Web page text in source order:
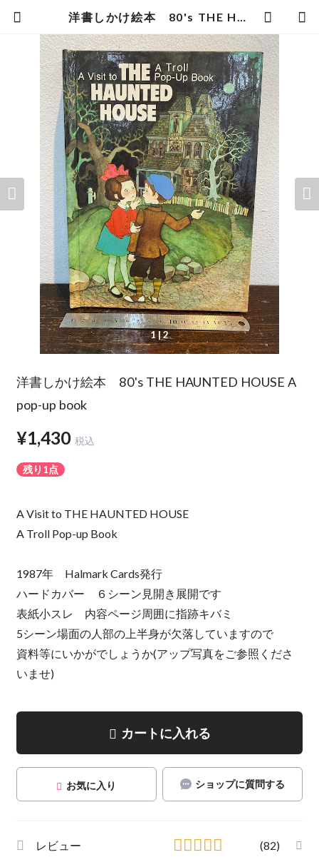
洋書しかけ絵本 80's THE HAUNTED HOUSE A pop-up book | zbooks
1| 2
洋書しかけ絵本 80's THE HAUNTED HOUSE A
pop-up book
¥1,430 税込
残り1点
A Visit to THE HAUNTED HOUSE
A Troll Pop-up Book
1987年 Halmark Cards発行
ハードカバー ６シーン見開き展開です
表紙小スレ 内容ページ周囲に指跡キバミ
5シーン場面の人部の上半身が欠落していますので
資料等にいかがでしょうか(アップ写真をご参照くださ
いませ)
カートに入れる
お気に入り ショップに質問する
レビュー (82)